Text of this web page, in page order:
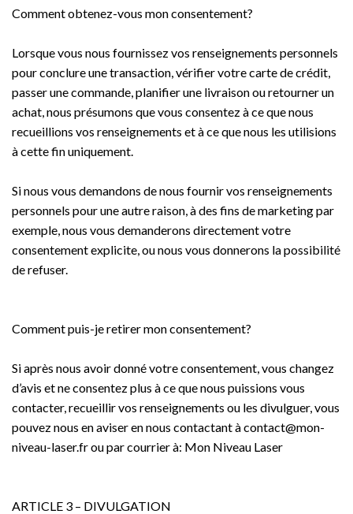
Comment obtenez-vous mon consentement?
Lorsque vous nous fournissez vos renseignements personnels
pour conclure une transaction, vérifier votre carte de crédit,
passer une commande, planifier une livraison ou retourner un
achat, nous présumons que vous consentez à ce que nous
recueillions vos renseignements et à ce que nous les utilisions
à cette fin uniquement.
Si nous vous demandons de nous fournir vos renseignements
personnels pour une autre raison, à des fins de marketing par
exemple, nous vous demanderons directement votre
consentement explicite, ou nous vous donnerons la possibilité
de refuser.
Comment puis-je retirer mon consentement?
Si après nous avoir donné votre consentement, vous changez
d’avis et ne consentez plus à ce que nous puissions vous
contacter, recueillir vos renseignements ou les divulguer, vous
pouvez nous en aviser en nous contactant à contact@mon-
niveau-laser.fr ou par courrier à: Mon Niveau Laser
ARTICLE 3 – DIVULGATION